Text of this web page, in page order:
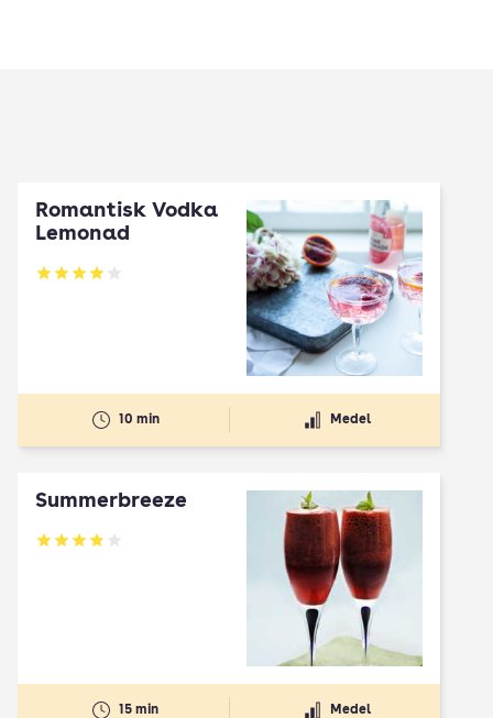
Romantisk Vodka
Lemonad
Betyg: 4 av 5
10 min Medel
Summerbreeze
Betyg: 3.88 av 5
15 min Medel